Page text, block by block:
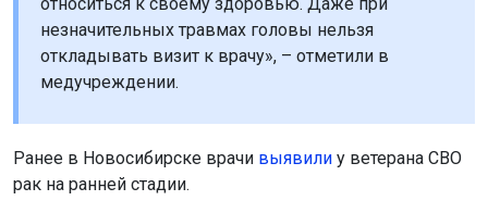
незначительных травмах головы нельзя
откладывать визит к врачу», – отметили в
медучреждении.
Ранее в Новосибирске врачи выявили у ветерана СВО
рак на ранней стадии.